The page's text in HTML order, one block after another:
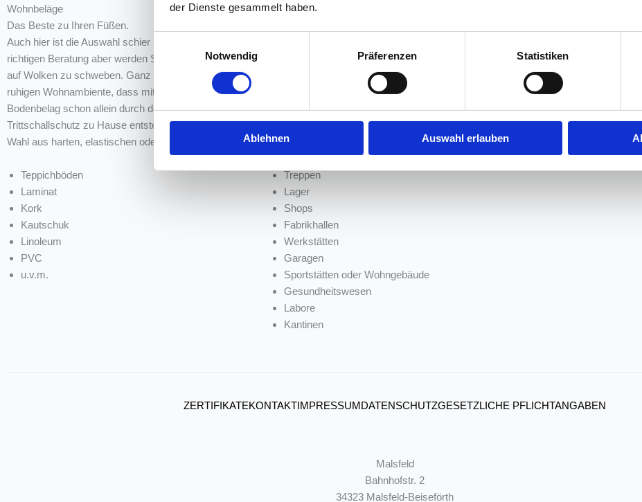
der Dienste gesammelt haben.
Notwendig
Präferenzen Statistiken
Ablehnen Auswahl erlauben
Wohnbeläge
Das Beste zu Ihren Füßen.
Auch hier ist die Auswahl schier unerschöpflich. Mit der
richtigen Beratung aber werden Sie das Gefühl haben
auf Wolken zu schweben. Ganz zu schweigen vom
ruhigen Wohnambiente, dass mit dem richtigen
Bodenbelag schon allein durch den entsprechenden
Trittschallschutz zu Hause entsteht. Sie haben die
Wahl aus harten, elastischen oder textilen Belägen:
Teppichböden
Laminat
Kork
Kautschuk
Linoleum
PVC
u.v.m.
Industriebeläge
je nach Einsatzgebiet – von höchster Belastbarkeit bis
hin zur Reinraumtauglichkeit. Wir sind routiniert in der
Untergrundvorbereitung, Verklebung und Verlegung von
Spezial-Bodenbelägen und Treppen für Gewerbe und
Industrie. Flexibel können wir auf konkrete Probleme
und individuelle Wünsche eingehen.
Treppen
Lager
Shops
Fabrikhallen
Werkstätten
Garagen
Sportstätten oder Wohngebäude
Gesundheitswesen
Labore
Kantinen
Teppichboden,
PVC, der Technik-
Design-Beläge
Wannenförmige
ZERTIFIKATEKONTAKTIMPRESSUMDATENSCHUTZGESETZLICHE PFLICHTANGABEN
Malsfeld
Bahnhofstr. 2
34323 Malsfeld-Beiseförth